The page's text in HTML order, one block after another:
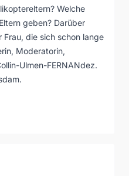
Welche
geben? Darüber
die sich schon lange
Moderatorin,
Ulmen-FERNANdez.